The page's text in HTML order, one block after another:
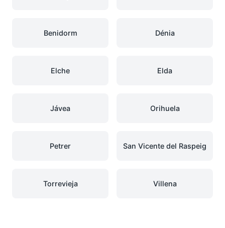
Benidorm Dénia
Elche Elda
Jávea Orihuela
Petrer San Vicente del Raspeig
Torrevieja Villena